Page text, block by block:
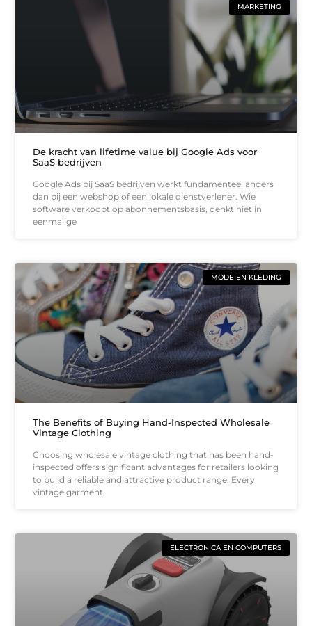
MARKETING
De kracht van lifetime value bij Google Ads voor
SaaS bedrijven
Google Ads bij SaaS bedrijven werkt fundamenteel anders
dan bij een webshop of een lokale dienstverlener. Wie
software verkoopt op abonnementsbasis, denkt niet in
eenmalige
MODE EN KLEDING
The Benefits of Buying Hand-Inspected Wholesale
Vintage Clothing
Choosing wholesale vintage clothing that has been hand-
inspected offers significant advantages for retailers looking
to build a reliable and attractive product range. Every
vintage garment
ELECTRONICA EN COMPUTERS